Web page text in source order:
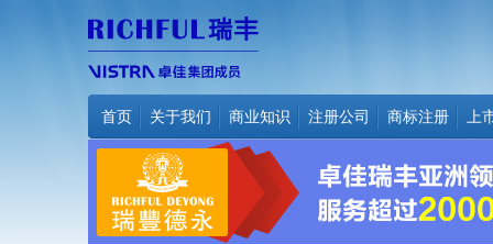
首页 关于我们 商业知识 注册公司 商标注册 上